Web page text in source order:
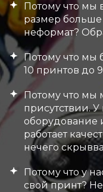
Потому что мы
размер
неформат?
Потому что мы
10 принтов до
Потому что мы
присутствии.
оборудование
работает
нечего
Потому что у
свой принт?